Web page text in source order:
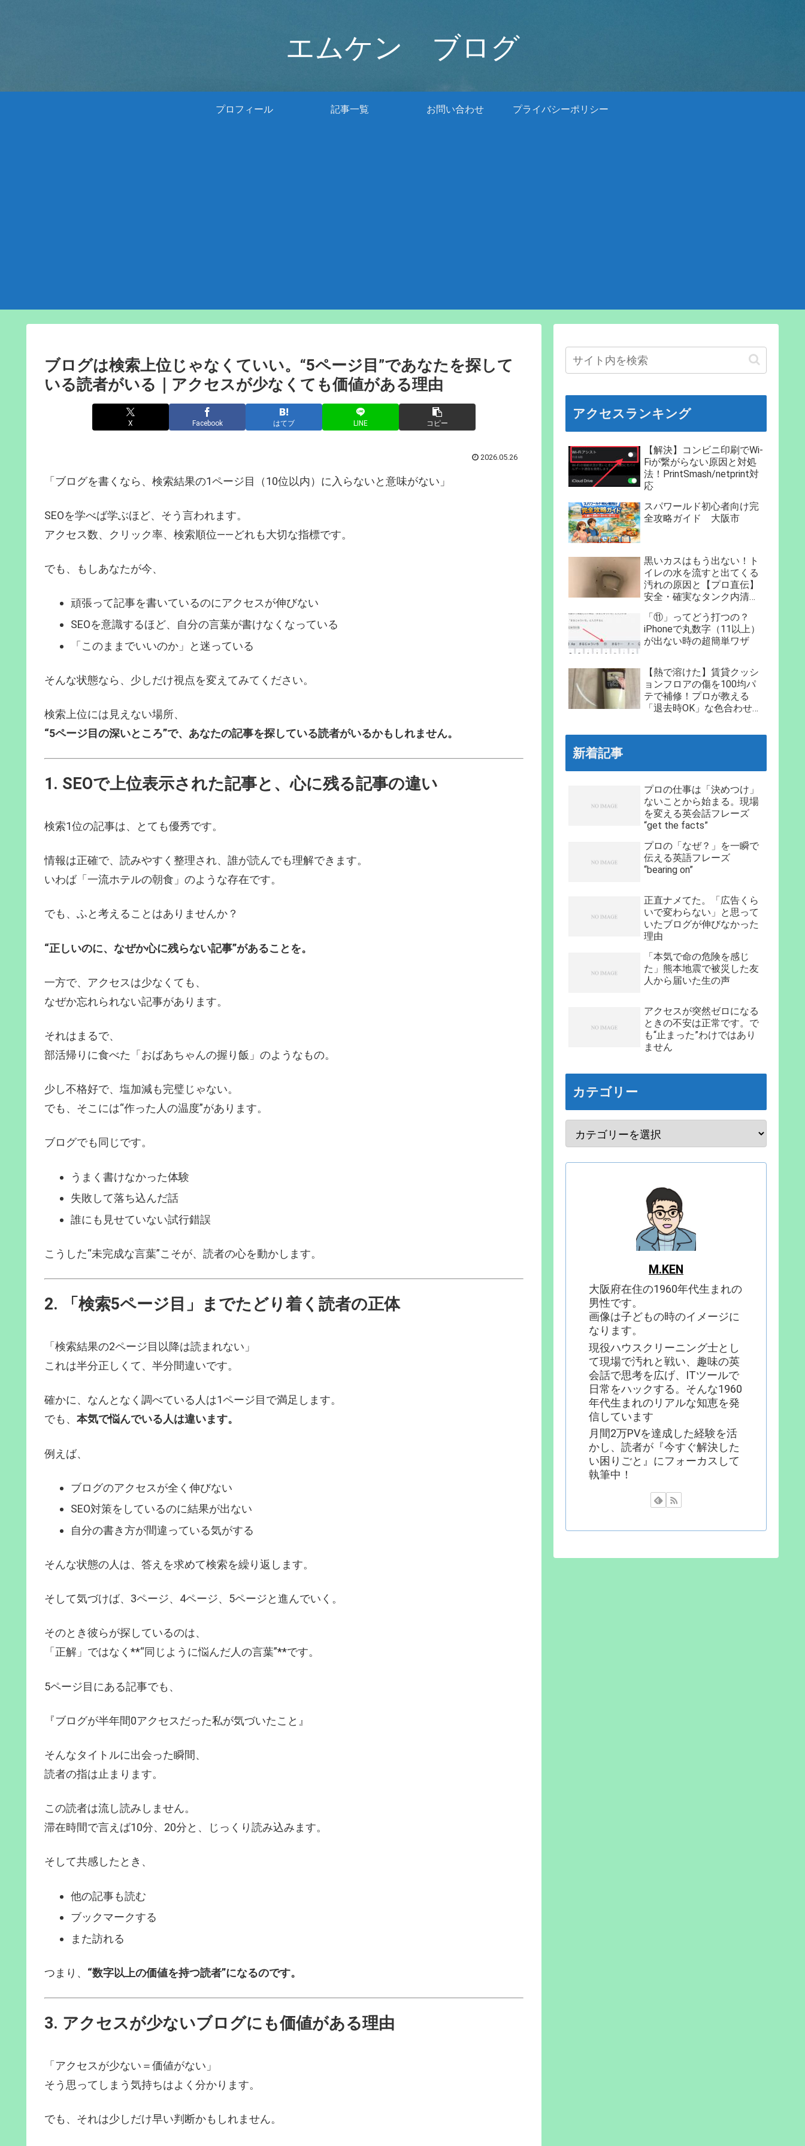
エムケン ブログ
プロフィール 記事一覧 お問い合わせ プライバシーポリシー
ブログは検索上位じゃなくていい。“5ページ目”であなたを探して
いる読者がいる｜アクセスが少なくても価値がある理由
X Facebook はてブ LINE コピー
2026.05.26
「ブログを書くなら、検索結果の1ページ目（10位以内）に入らないと意味がない」
SEOを学べば学ぶほど、そう言われます。
アクセス数、クリック率、検索順位——どれも大切な指標です。
でも、もしあなたが今、
頑張って記事を書いているのにアクセスが伸びない
SEOを意識するほど、自分の言葉が書けなくなっている
「このままでいいのか」と迷っている
そんな状態なら、少しだけ視点を変えてみてください。
検索上位には見えない場所、
“5ページ目の深いところ”で、あなたの記事を探している読者がいるかもしれません。
1. SEOで上位表示された記事と、心に残る記事の違い
検索1位の記事は、とても優秀です。
情報は正確で、読みやすく整理され、誰が読んでも理解できます。
いわば「一流ホテルの朝食」のような存在です。
でも、ふと考えることはありませんか？
“正しいのに、なぜか心に残らない記事”があることを。
一方で、アクセスは少なくても、
なぜか忘れられない記事があります。
それはまるで、
部活帰りに食べた「おばあちゃんの握り飯」のようなもの。
少し不格好で、塩加減も完璧じゃない。
でも、そこには“作った人の温度”があります。
ブログでも同じです。
うまく書けなかった体験
失敗して落ち込んだ話
誰にも見せていない試行錯誤
こうした“未完成な言葉”こそが、読者の心を動かします。
2. 「検索5ページ目」までたどり着く読者の正体
「検索結果の2ページ目以降は読まれない」
これは半分正しくて、半分間違いです。
確かに、なんとなく調べている人は1ページ目で満足します。
でも、 本気で悩んでいる人は違います。
例えば、
ブログのアクセスが全く伸びない
SEO対策をしているのに結果が出ない
自分の書き方が間違っている気がする
そんな状態の人は、答えを求めて検索を繰り返します。
そして気づけば、3ページ、4ページ、5ページと進んでいく。
そのとき彼らが探しているのは、
「正解」ではなく**“同じように悩んだ人の言葉”**です。
5ページ目にある記事でも、
『ブログが半年間0アクセスだった私が気づいたこと』
そんなタイトルに出会った瞬間、
読者の指は止まります。
この読者は流し読みしません。
滞在時間で言えば10分、20分と、じっくり読み込みます。
そして共感したとき、
他の記事も読む
ブックマークする
また訪れる
つまり、 “数字以上の価値を持つ読者”になるのです。
3. アクセスが少ないブログにも価値がある理由
「アクセスが少ない＝価値がない」
そう思ってしまう気持ちはよく分かります。
でも、それは少しだけ早い判断かもしれません。
アクセスランキング
【解決】コンビニ印刷でWi-
Fiが繋がらない原因と対処
法！PrintSmash/netprint対
応
スパワールド初心者向け完
全攻略ガイド 大阪市
黒いカスはもう出ない！ト
イレの水を流すと出てくる
汚れの原因と【プロ直伝】
安全・確実なタンク内清掃
「⑪」ってどう打つの？
iPhoneで丸数字（11以上）
が出ない時の超簡単ワザ
【熱で溶けた】賃貸クッシ
ョンフロアの傷を100均パ
テで補修！プロが教える
「退去時OK」な色合わせと
新着記事
プロの仕事は「決めつけ」
ないことから始まる。現場
を変える英会話フレーズ
“get the facts”
プロの「なぜ？」を一瞬で
伝える英語フレーズ
“bearing on”
正直ナメてた。「広告くら
いで変わらない」と思って
いたブログが伸びなかった
理由
「本気で命の危険を感じ
た」熊本地震で被災した友
人から届いた生の声
アクセスが突然ゼロになる
ときの不安は正常です。で
も“止まった”わけではあり
ません
カテゴリー
M.KEN
大阪府在住の1960年代生まれの
男性です。
画像は子どもの時のイメージに
なります。
現役ハウスクリーニング士とし
て現場で汚れと戦い、趣味の英
会話で思考を広げ、ITツールで
日常をハックする。そんな1960
年代生まれのリアルな知恵を発
信しています
月間2万PVを達成した経験を活
かし、読者が『今すぐ解決した
い困りごと』にフォーカスして
執筆中！